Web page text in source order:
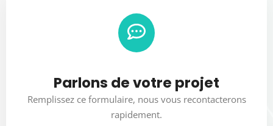
Parlons de votre projet
Remplissez ce formulaire, nous vous recontacterons
rapidement.